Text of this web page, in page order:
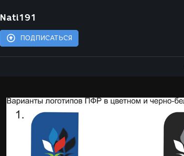
Nati191
ПОДПИСАТЬСЯ